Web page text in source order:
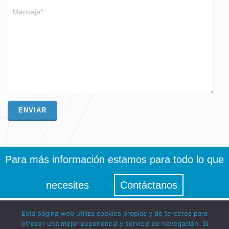
Para más información estamos para todo lo que
necesites "> Contáctanos
Esta página web utiliza cookies propias y de terceros para
ofrecer una mejor experiencia y servicio de navegación. Si